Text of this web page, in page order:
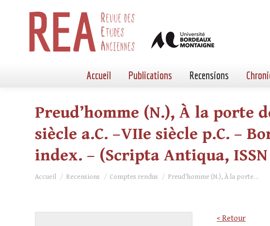
Accueil Publications Recensions
Preud’homme (N.), À la porte
siècle a.C. –VIIe siècle p.C. –
index. – (Scripta Antiqua, ISSN
Vous êtes ici :
Accueil Recensions Comptes rendus Preud’homme (N.), À la porte…
< Retour